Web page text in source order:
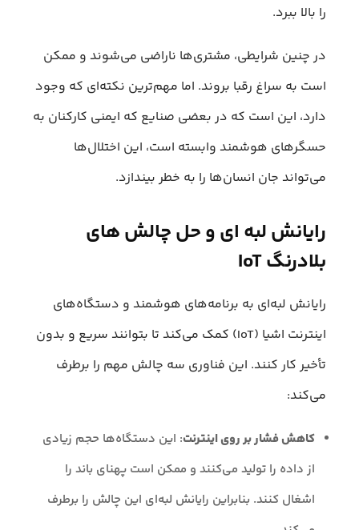
را بالا ببرد.
در چنین شرایطی، مشتری‌ها ناراضی می‌شوند و ممکن
است به سراغ رقبا بروند. اما مهم‌ترین نکته‌ای که وجود
دارد، این است که در بعضی صنایع که ایمنی کارکنان به
حسگرهای هوشمند وابسته است، این اختلال‌ها
می‌تواند جان انسان‌ها را به خطر بیندازد.
رایانش لبه ای و حل چالش‌ های
بلادرنگ IoT
رایانش لبه‌ای به برنامه‌های هوشمند و دستگاه‌های
اینترنت اشیا (IoT) کمک می‌کند تا بتوانند سریع و بدون
تأخیر کار کنند. این فناوری سه چالش مهم را برطرف
می‌کند:
کاهش فشار بر روی اینترنت: این دستگاه‌ها حجم زیادی
از داده را تولید می‌کنند و ممکن است پهنای باند را
اشغال کنند. بنابراین رایانش لبه‌ای این چالش را برطرف